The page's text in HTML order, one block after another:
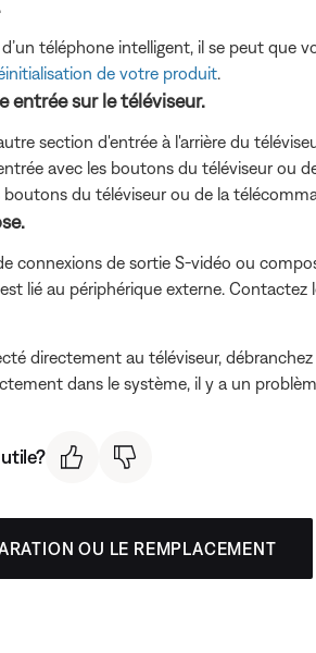
téléphone intelligent, il se peut que
de votre produit
entrée sur le téléviseur.
section d'entrée à l'arrière du
avec les boutons du téléviseur ou
du téléviseur ou de la
connexions de sortie S-vidéo ou
lié au périphérique externe.
directement au téléviseur,
dans le système, il y a un
OU LE REMPLACEMENT